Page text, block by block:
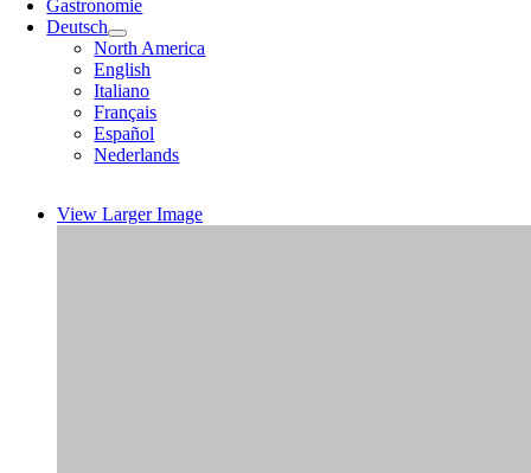
Gastronomie
Deutsch
North America
English
Italiano
Français
Español
Nederlands
View Larger Image